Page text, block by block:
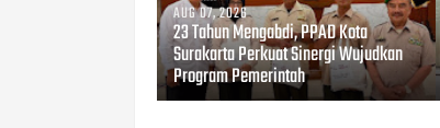
AUG 07, 2026
23 Tahun Mengabdi, PPAD Kota
Surakarta Perkuat Sinergi Wujudkan
Program Pemerintah